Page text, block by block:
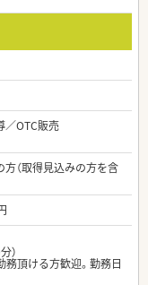
／OTC販売
（取得見込みの方を含
）
頂ける方歓迎。勤務日